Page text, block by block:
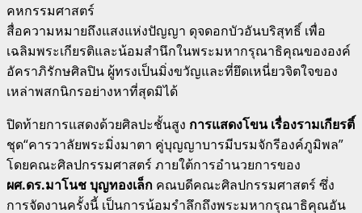
คหกรรมศาสตร์
สื่อความหมายถึงแสงแห่งปัญญา ดุจดอกบัวอันบริสุทธิ์ เพื่อ
เฉลิมพระเกียรติและน้อมสำนึกในพระมหากรุณาธิคุณขององค์
อัคราภิรักษศิลปิน ผู้ทรงเป็นมิ่งขวัญและที่ยึดเหนี่ยวจิตใจของ
เหล่าพสกนิกรอย่างหาที่สุดมิได้
ปิดท้ายการแสดงด้วยศิลปะชั้นสูง การแสดงโขน เรื่องรามเกียรติ์
ชุด“คารวาลัยพระมิ่งมาตา คู่บุญญาบารมีบรมจักรีองค์ภูมิพล”
โดยคณะศิลปกรรมศาสตร์ ภายใต้การอำนวยการของ
ผศ.ดร.มาโนช บุญทองเล็ก คณบดีคณะศิลปกรรมศาสตร์ ซึ่ง
การจัดงานครั้งนี้ เป็นการน้อมรำลึกถึงพระมหากรุณาธิคุณอัน